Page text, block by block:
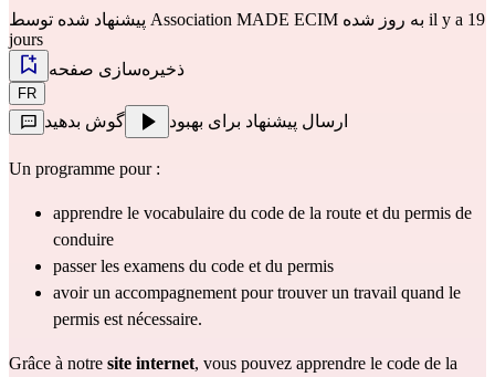
پیشنهاد شده توسط Association MADE ECIM به روز شده il y a 19
jours
ذخیره‌سازی صفحه
FR
ارسال پیشنهاد برای بهبود گوش بدهید
Un programme pour :
apprendre le vocabulaire du code de la route et du permis de
conduire
passer les examens du code et du permis
avoir un accompagnement pour trouver un travail quand le
permis est nécessaire.
Grâce à notre site internet, vous pouvez apprendre le code de la